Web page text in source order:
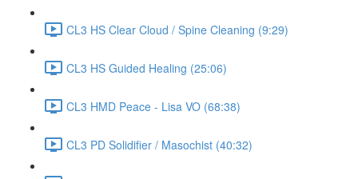
CL3 HS Clear Cloud / Spine Cleaning (9:29)
CL3 HS Guided Healing (25:06)
CL3 HMD Peace - Lisa VO (68:38)
CL3 PD Solidifier / Masochist (40:32)